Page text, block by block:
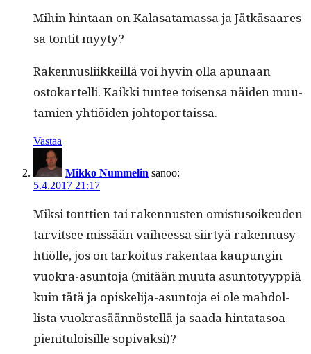
Mihin hin­taan on Kalasa­ta­mas­sa ja Jätkäsaa­res­
sa ton­tit myyty?
Raken­nus­li­ikkeil­lä voi hyvin olla apunaan
ostokartel­li. Kaik­ki tun­tee toisen­sa näi­den muu­
tamien yhtiöi­den johtoportaissa.
Vastaa
Mikko Nummelin sanoo:
5.4.2017 21:17
Mik­si tont­tien tai raken­nusten omis­tu­soikeu­den
tarvit­see mis­sään vai­heessa siir­tyä raken­nusy­
htiölle, jos on tarkoi­tus rak­en­taa kaupun­gin
vuokra-asun­to­ja (mitään muu­ta asun­to­tyyp­piä
kuin tätä ja opiske­li­ja-asun­to­ja ei ole mah­dol­
lista vuokrasään­nöstel­lä ja saa­da hin­tata­soa
pien­i­t­u­loisille sopivaksi)?